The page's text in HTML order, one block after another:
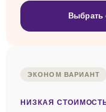
Выбрать
ЭКОНОМ ВАРИАНТ
НИЗКАЯ